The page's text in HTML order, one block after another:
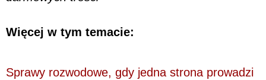
Więcej w tym temacie:
Sprawy rozwodowe, gdy jedna strona prowadzi